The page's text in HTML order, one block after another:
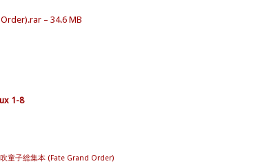
– 34.6 MB
1-8
童子総集本 (Fate Grand Order)